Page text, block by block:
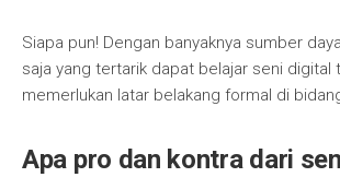
Siapa pun! Dengan banyaknya sumber
saja yang tertarik dapat belajar seni digital
memerlukan latar belakang formal di
Apa pro dan kontra dari